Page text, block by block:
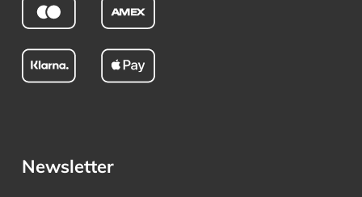
Newsletter